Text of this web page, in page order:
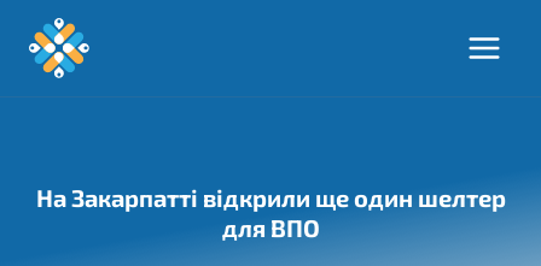
Перейти
На Закарпатті відкрили ще один шелтер
для ВПО